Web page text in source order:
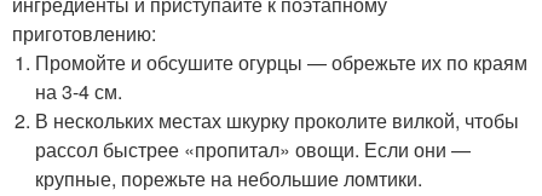
приготовлению:
Промойте и обсушите огурцы — обрежьте их по краям
на 3-4 см.
В нескольких местах шкурку проколите вилкой, чтобы
рассол быстрее «пропитал» овощи. Если они —
крупные, порежьте на небольшие ломтики.